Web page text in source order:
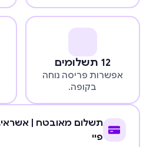
12 תשלומים
אפשרות פריסה נוחה
בקופה.
תשלום מאובטח |
פיי